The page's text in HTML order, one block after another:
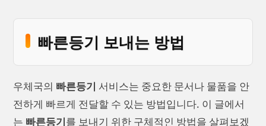
빠른등기 보내는 방법
우체국의 빠른등기 서비스는 중요한 문서나 물품을 안
전하게 빠르게 전달할 수 있는 방법입니다. 이 글에서
는 빠른등기를 보내기 위한 구체적인 방법을 살펴보겠